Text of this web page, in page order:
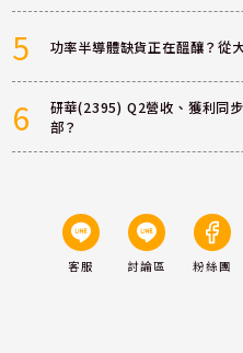
5 功率半導體缺貨正在醞釀？從
6
研華(2395) Q2營收、獲利同
部？
客服 討論區 粉絲團